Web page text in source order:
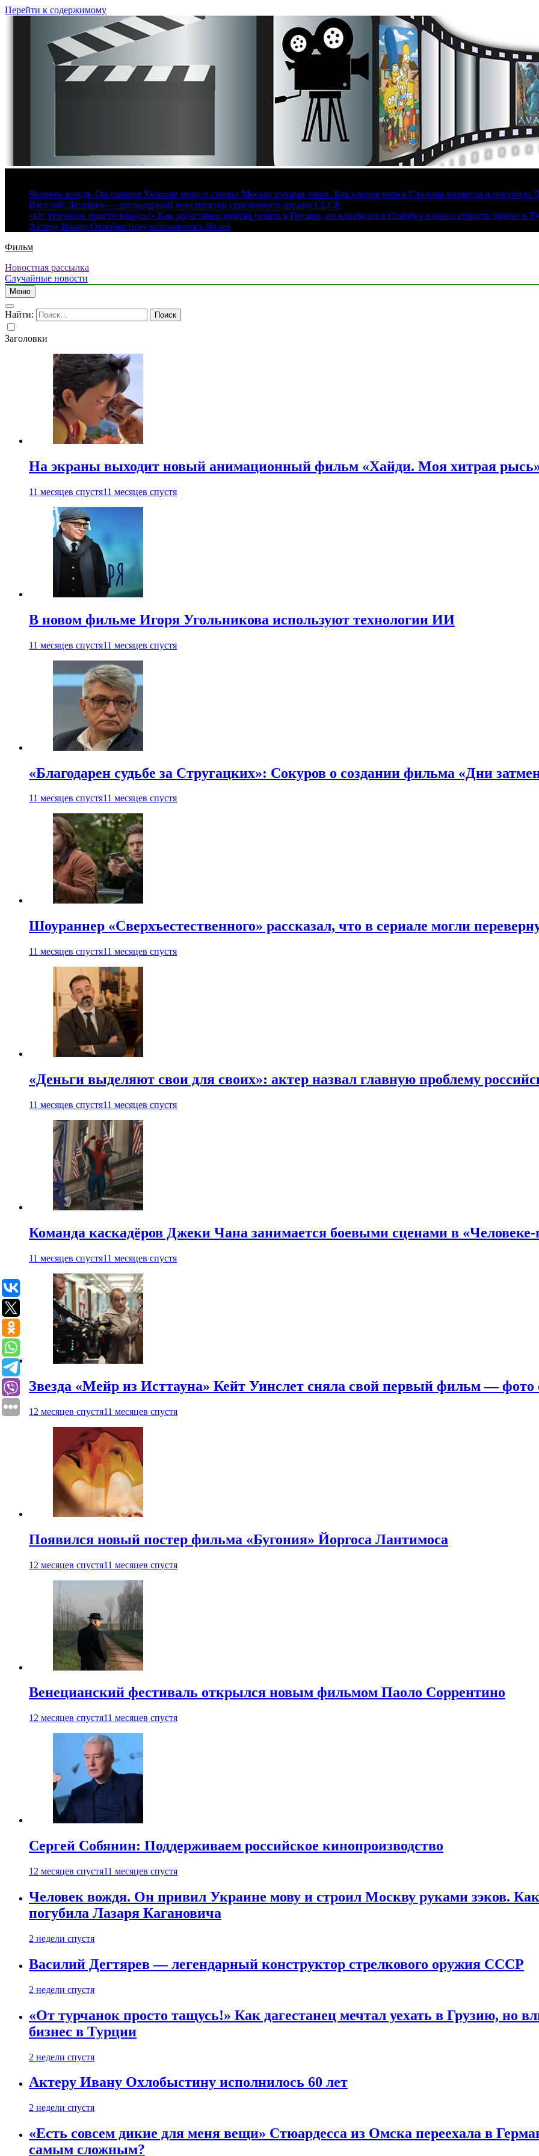
Перейти к содержимому
Человек вождя. Он привил Украине мову и строил Москву руками зэков. Как слепая вера в Сталина вознесла и погубила
Василий Дегтярев — легендарный конструктор стрелкового оружия СССР
«От турчанок просто тащусь!» Как дагестанец мечтал уехать в Грузию, но влюбился в Стамбул и начал строить бизнес в
Актеру Ивану Охлобыстину исполнилось 60 лет
Фильм
Новостная рассылка
Случайные новости
Меню
Найти:
Заголовки
На экраны выходит новый анимационный фильм «Хайди. Моя хитрая
11 месяцев спустя11 месяцев спустя
В новом фильме Игоря Угольникова используют технологии ИИ
11 месяцев спустя11 месяцев спустя
«Благодарен судьбе за Стругацких»: Сокуров о создании фильма «Дни
11 месяцев спустя11 месяцев спустя
Шоураннер «Сверхъестественного» рассказал, что в сериале могли
11 месяцев спустя11 месяцев спустя
«Деньги выделяют свои для своих»: актер назвал главную проблему
11 месяцев спустя11 месяцев спустя
Команда каскадёров Джеки Чана занимается боевыми сценами в «Человеке-
11 месяцев спустя11 месяцев спустя
Звезда «Мейр из Исттауна» Кейт Уинслет сняла свой первый фильм — фото
12 месяцев спустя11 месяцев спустя
Появился новый постер фильма «Бугония» Йоргоса Лантимоса
12 месяцев спустя11 месяцев спустя
Венецианский фестиваль открылся новым фильмом Паоло Соррентино
12 месяцев спустя11 месяцев спустя
Сергей Собянин: Поддерживаем российское кинопроизводство
12 месяцев спустя11 месяцев спустя
Человек вождя. Он привил Украине мову и строил Москву руками зэков.
погубила Лазаря Кагановича
2 недели спустя
Василий Дегтярев — легендарный конструктор стрелкового оружия СССР
2 недели спустя
«От турчанок просто тащусь!» Как дагестанец мечтал уехать в Грузию, но
бизнес в Турции
2 недели спустя
Актеру Ивану Охлобыстину исполнилось 60 лет
2 недели спустя
«Есть совсем дикие для меня вещи» Стюардесса из Омска переехала в
самым сложным?